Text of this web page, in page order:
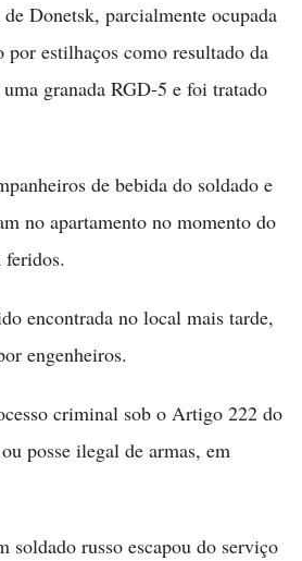
Donetsk, parcialmente ocupada
estilhaços como resultado da
granada RGD-5 e foi tratado
de bebida do soldado e
no apartamento no momento do
encontrada no local mais tarde,
engenheiros.
criminal sob o Artigo 222 do
posse ilegal de armas, em
soldado russo escapou do serviço